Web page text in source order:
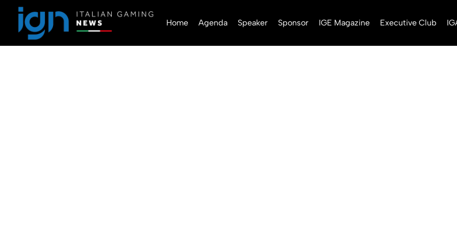
Home Agenda Speaker Sponsor IGE Magazine Executive Club